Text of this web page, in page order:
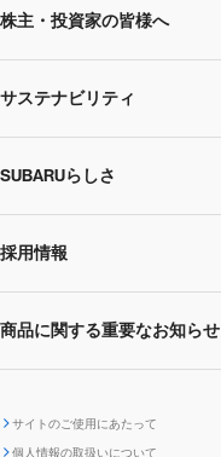
SUBARUのありたい姿
SUBARU 2025方針
事業所・関係会社
ニュースルームトップ
ニュースリリース
株主・投資家の皆様へ
株主・投資家の皆様へトップ
企業・経営
IRライブラリー
株主・投資家サポート
IRカレンダー
サステナビリティ
サステナビリティトップ
CEOサステナビリティ
環境
ガバナンス
SUBARUらしさ
SUBARUらしさトップ
SUBARUびと
SUBARUデザイン
採用情報
採用情報トップ
商品に関する重要なお知らせ
サイトのご使用にあたって
個人情報の取扱いについて